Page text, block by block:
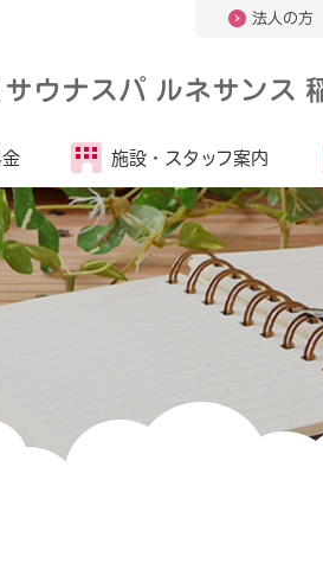
法人の方
サウナスパ ルネサンス
施設・ スタッフ案内